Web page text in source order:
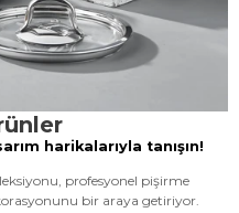
harikalarıyla tanışın!
profesyonel pişirme
bir araya getiriyor.